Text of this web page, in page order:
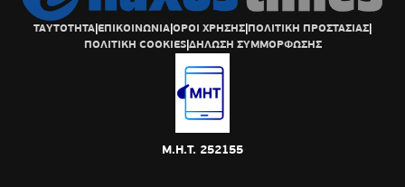
ΤΑΥΤΟΤΗΤΑ|ΕΠΙΚΟΙΝΩΝΙΑ|ΟΡΟΙ ΧΡΗΣΗΣ|ΠΟΛΙΤΙΚΗ ΠΡΟΣΤΑΣΙΑΣ|
ΠΟΛΙΤΙΚΗ COOKIES|ΔΗΛΩΣΗ ΣΥΜΜΟΡΦΩΣΗΣ
Μ.Η.Τ. 252155